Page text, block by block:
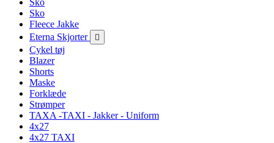
Sko
Sko
Fleece Jakke
Eterna Skjorter

Cykel tøj
Blazer
Shorts
Maske
Forklæde
Strømper
TAXA -TAXI - Jakker - Uniform
4x27
4x27 TAXI